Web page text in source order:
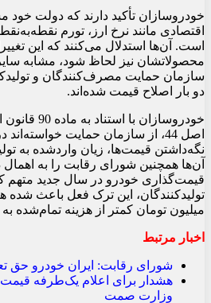
خودروسازان تأکید دارند که دولت خود
اقتصادی مانند نرخ ارز، تورم
است. آن‌ها استدلال می‌کنند که این
محصولاتشان نیز لحاظ شود، مشابه
سازمان حمایت مصرف‌کنندگان و
دو بار اصلاح قیمت شده‌اند.
خودروسازان
اصل 44، از سازمان حمایت
نگه‌داشتن قیمت‌ها، زیان واردشده به
آن‌ها همچنین شورای رقابت را به
قیمت‌گذاری خودرو در سال جدید متهم
میلیون تومان کمتر از هزینه تمام‌شده
اخبار مرتبط
شورای رقابت: ایران خودرو حق
هشدار برای اعلام یک‌طرفه
وزارت صمت